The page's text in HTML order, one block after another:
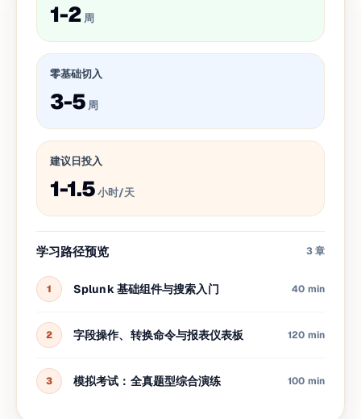
1-2 周
零基础切入
3-5 周
建议日投入
1-1.5小时/天
学习路径预览 3 章
1 Splunk 基础组件与搜索入门 40 min
2 字段操作、转换命令与报表仪表板 120 min
3 模拟考试：全真题型综合演练 100 min